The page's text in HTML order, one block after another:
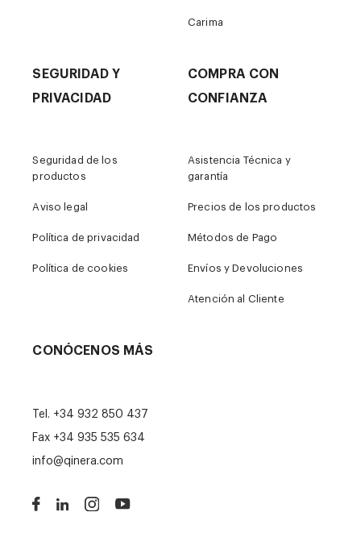
Carima
SEGURIDAD Y
PRIVACIDAD
Seguridad de los
productos
Aviso legal
Política de privacidad
Política de cookies
COMPRA CON
CONFIANZA
Asistencia Técnica y
garantía
Precios de los productos
Métodos de Pago
Envíos y Devoluciones
Atención al Cliente
CONÓCENOS MÁS
Tel. +34 932 850 437
Fax +34 935 535 634
info@qinera.com